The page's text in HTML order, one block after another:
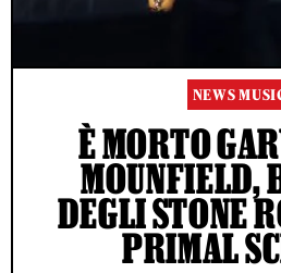
NEWS
È MORTO
MOUNFIELD,
DEGLI STONE
PRIMAL